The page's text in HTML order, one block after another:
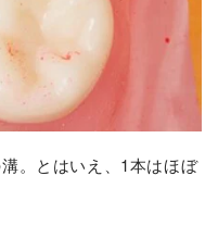
。とはいえ、1本はほぼ